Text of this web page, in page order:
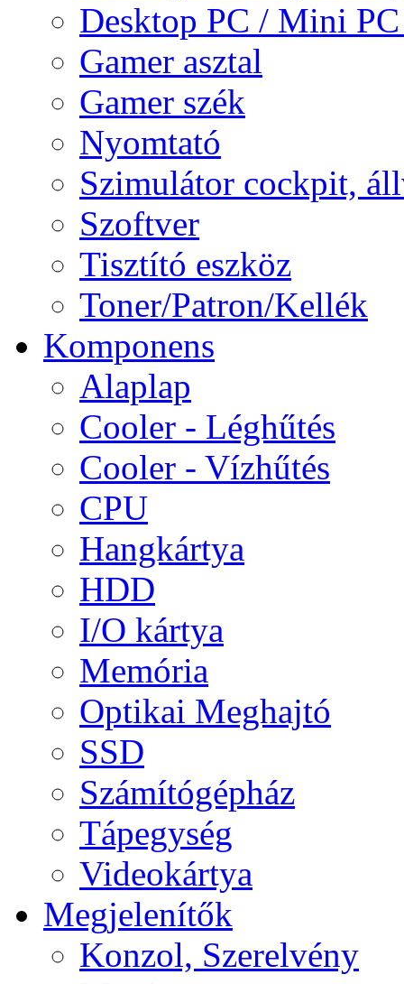
Desktop PC / Mini
Gamer asztal
Gamer szék
Nyomtató
Szimulátor cockpit,
Szoftver
Tisztító eszköz
Toner/Patron/Kellék
Komponens
Alaplap
Cooler - Léghűtés
Cooler - Vízhűtés
CPU
Hangkártya
HDD
I/O kártya
Memória
Optikai Meghajtó
SSD
Számítógépház
Tápegység
Videokártya
Megjelenítők
Konzol, Szerelvény